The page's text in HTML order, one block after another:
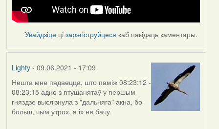
Увайдзіце цізарэгіструйцеся каб пакідаць каментары.
Lighty- 09.06.2021 - 17:09
Нешта мне падаецца, што паміж 08:23:12 -
08:23:15 адно з птушанятаў у першым
гняздзе выслізнула з "дальняга" акна, бо
больш, чым утрох, я іх ня бачу.